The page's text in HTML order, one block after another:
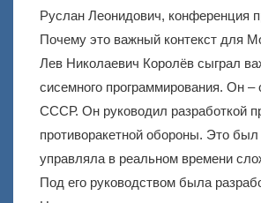
Руслан Леонидович, конференция
Почему это важный контекст для
Лев Николаевич Королёв сыграл
сисемного программирования. Он –
СССР. Он руководил разработкой
противоракетной обороны. Это
управляла в реальном времени
Под его руководством была